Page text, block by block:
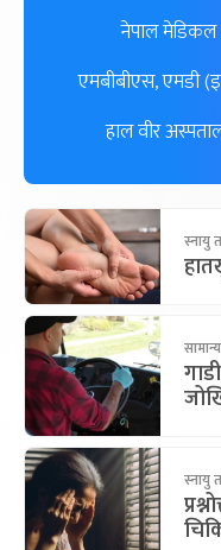
नेपाल मेडिकल
एमबीबीएस, एमडी
हाल वीर
स्नायु
स्नायु